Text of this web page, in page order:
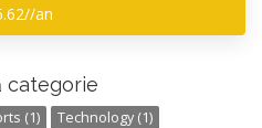
an
categorie
(1)
Technology (1)